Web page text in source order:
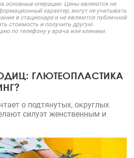
основные операции. Цены являются не
характер, могут не учитывать
в стационаре и не являются публичной
стоимость и получить другую
по телефону у врача или клиники.
ГЛЮТЕОПЛАСТИКА
о подтянутых, округлых
силуэт женственным и